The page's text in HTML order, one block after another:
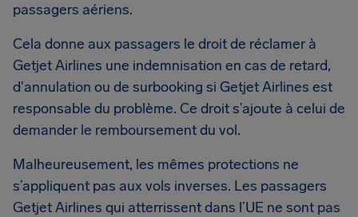
passagers aériens.
Cela donne aux passagers le droit de réclamer à
Getjet Airlines une indemnisation en cas de retard,
d'annulation ou de surbooking si Getjet Airlines est
responsable du problème. Ce droit s’ajoute à celui de
demander le remboursement du vol.
Malheureusement, les mêmes protections ne
s’appliquent pas aux vols inverses. Les passagers
Getjet Airlines qui atterrissent dans l’UE ne sont pas